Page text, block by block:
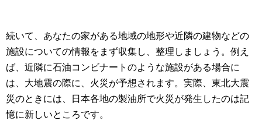
続いて、あなたの家がある地域の地形や近隣の建物などの
施設についての情報をまず収集し、整理しましょう。例え
ば、近隣に石油コンビナートのような施設がある場合に
は、大地震の際に、火災が予想されます。実際、東北大震
災のときには、日本各地の製油所で火災が発生したのは記
憶に新しいところです。